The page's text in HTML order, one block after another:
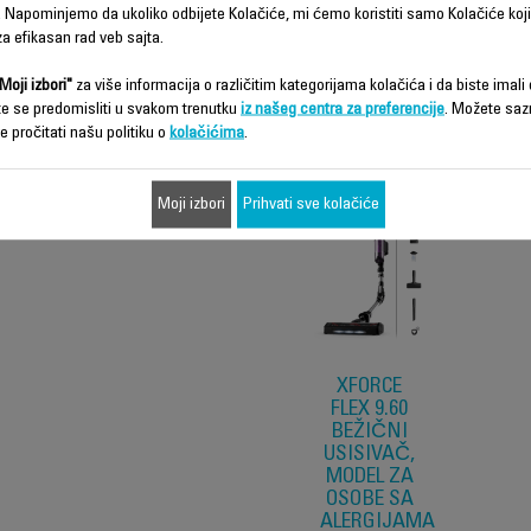
Funkcije – poređenje
XFORCE
FLEX 9.60
BEŽIČNI
USISIVAČ,
MODEL ZA
OSOBE SA
ALERGIJAMA
Napominjemo da ukoliko odbijete Kolačiće, mi ćemo koristiti samo Kolačiće
efikasan rad veb sajta.
izbori" za više informacija o različitim kategorijama kolačića i da biste imali
se predomisliti u svakom trenutku iz našeg centra za preferencije. Možete
pročitati našu politiku o kolačićima.
Moji izbori Prihvati sve kolačiće